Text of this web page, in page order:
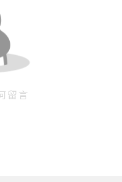
留言